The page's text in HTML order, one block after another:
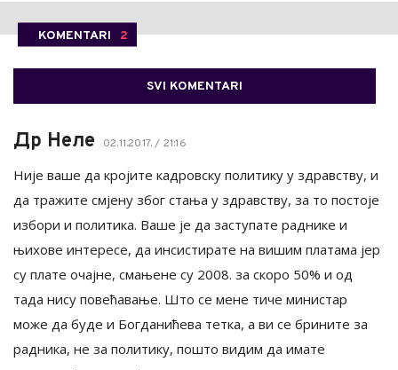
KOMENTARI 2
SVI KOMENTARI
Др Неле 02.11.2017. / 21:16
Није ваше да кројите кадровску политику у здравству, и
да тражите смјену због стања у здравству, за то постоје
избори и политика. Ваше је да заступате раднике и
њихове интересе, да инсистирате на вишим платама јер
су плате очајне, смањене су 2008. за скоро 50% и од
тада нису повећавање. Што се мене тиче министар
може да буде и Богданићева тетка, а ви се брините за
радника, не за политику, пошто видим да имате